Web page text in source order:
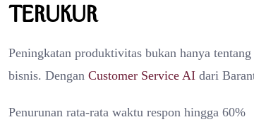
Terukur
Peningkatan produktivitas bukan hanya
bisnis. Dengan Customer Service AI dari
Penurunan rata-rata waktu respon hingga 60%